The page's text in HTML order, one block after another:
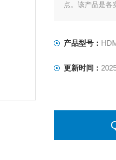
点。该产品是各
产品型号：
更新时间：